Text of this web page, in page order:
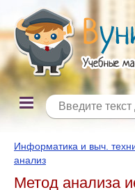
Информатика и выч.
анализ
Метод анализа